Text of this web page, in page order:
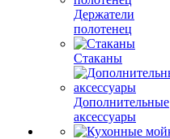
Держатели
полотенец
Стаканы
Дополнительные
аксессуары